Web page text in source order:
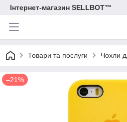
Інтернет-магазин SELLBOT™
Товари та послуги Чохли
–21%